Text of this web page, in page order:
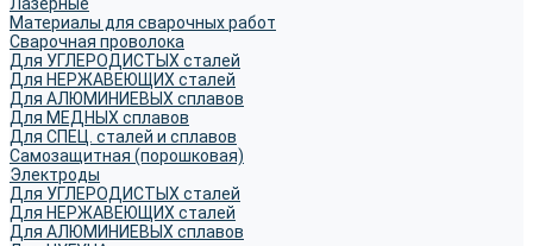
Материалы для сварочных работ
Сварочная проволока
Для УГЛЕРОДИСТЫХ сталей
Для НЕРЖАВЕЮЩИХ сталей
Для АЛЮМИНИЕВЫХ сплавов
Для МЕДНЫХ сплавов
Для СПЕЦ. сталей и сплавов
Самозащитная (порошковая)
Электроды
Для УГЛЕРОДИСТЫХ сталей
Для НЕРЖАВЕЮЩИХ сталей
Для АЛЮМИНИЕВЫХ сплавов